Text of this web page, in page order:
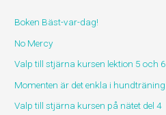
t
e
r
:
Boken Bäst-var-dag!
No Mercy
Valp till stjärna kursen lektion 5 och 6
Momenten är det enkla i hundträning
Valp till stjärna kursen på nätet del 4